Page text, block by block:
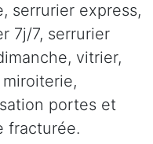
serrurier express,
7j/7, serrurier
vitrier,
portes et
fracturée.